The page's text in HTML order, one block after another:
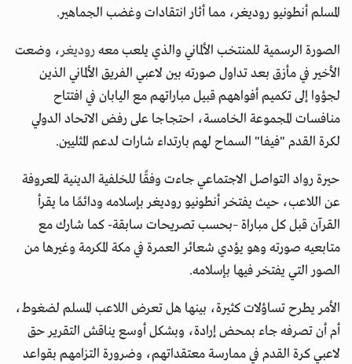
المسلم أنطونيو روديغر، مما أثار انتقادات وغضب الجماهير.
الصورة الرسمية للمنتخب الألماني والذي يلعب معه روديغر، وضعت
الأخير في مأزق بعد تداول صورته بين لاعبي الفريق الألماني الذين
لجؤوا إلى تكميم أفواههم قبيل مباراتهم مع اليابان في افتتاح
منافسات المجموعة الخامسة، احتجاجا على رفض الاتحاد الدولي
لكرة القدم "فيفا" السماح لهم بارتداء شارات لدعم المثليين.
حيرة رواد التواصل الاجتماعي جاءت وفقًا للخلفية الدينية المعروفة
عن اللاعب، حيث يفتخر أنطونيو روديغر بإسلامه ودائمًا ما يقرأ
القرآن قبل كل مباراة –بحسب تصريحات سابقة- كما شارك مع
متابعيه صورته وهو يؤدي شعائر العمرة في مكة المكرمة وغيرها من
الصور التي يفتخر فيها بإسلامه.
الأمر يطرح تساؤلات كثيرة، بينها هل تعرض اللاعب المسلم لضغوط،
أم أن تصرفه جاء بمحض إرادة، وبشكل أوسع يناقش التقرير حق
لاعبي كرة القدم في ممارسة معتقداتهم، وضرورة التزامهم بقواعد